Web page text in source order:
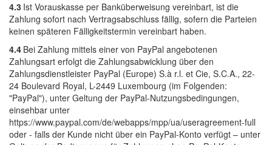
4.3 Ist Vorauskasse per Banküberweisung vereinbart, ist die
Zahlung sofort nach Vertragsabschluss fällig, sofern die Parteien
keinen späteren Fälligkeitstermin vereinbart haben.
4.4 Bei Zahlung mittels einer von PayPal angebotenen
Zahlungsart erfolgt die Zahlungsabwicklung über den
Zahlungsdienstleister PayPal (Europe) S.à r.l. et Cie, S.C.A., 22-
24 Boulevard Royal, L-2449 Luxembourg (im Folgenden:
"PayPal"), unter Geltung der PayPal-Nutzungsbedingungen,
einsehbar unter
https://www.paypal.com/de/webapps/mpp/ua/useragreement-full
oder - falls der Kunde nicht über ein PayPal-Konto verfügt – unter